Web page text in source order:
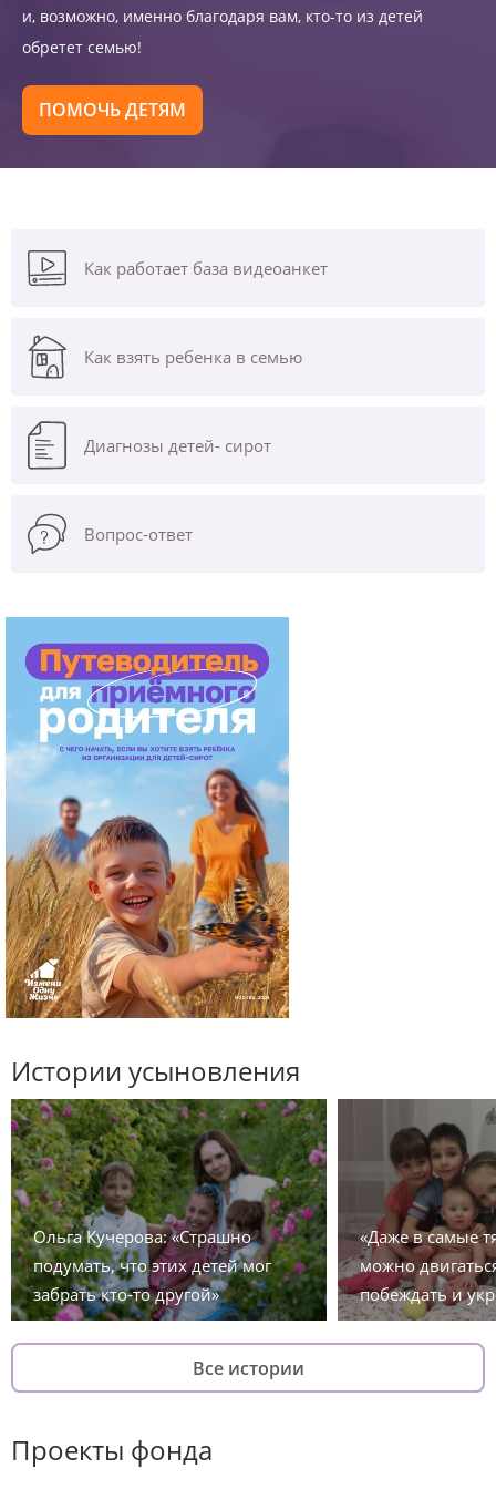
и, возможно, именно благодаря вам, кто-то из детей
обретет семью!
ПОМОЧЬ ДЕТЯМ
Как работает база видеоанкет
Как взять ребенка в семью
Диагнозы детей- сирот
Вопрос-ответ
Истории усыновления
Ольга Кучерова: «Страшно
подумать, что этих детей мог
забрать кто-то другой»
«Даже в самые
можно
побеждать и
Все истории
Проекты фонда